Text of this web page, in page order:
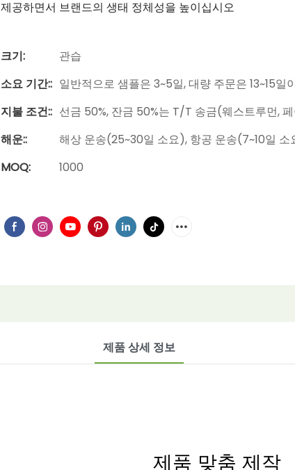
제공하면서 브랜드의 생태 정체성을 높이십시오
크기:
관습
소요 기간:: 일반적으로 샘플은 3~5일, 대량 주문은 13~15일
지불 조건:: 선금 50%, 잔금 50%는 T/T 송금(웨스트루먼,
해운::
해상 운송(25~30일 소요), 항공 운송(7~10일 소
MOQ:
1000
제품 상세 정보
제품 맞춤 제작